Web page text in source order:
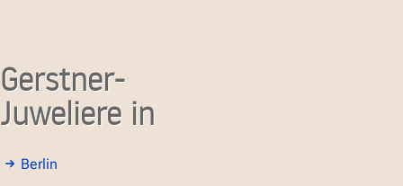
Gerstner-
Juweliere in
Berlin